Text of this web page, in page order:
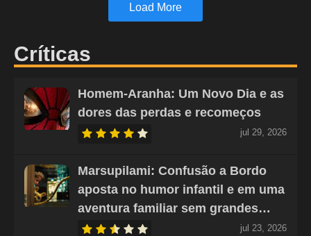
Load More
Críticas
Homem-Aranha: Um Novo Dia e as
dores das perdas e recomeços
jul 29, 2026
Marsupilami: Confusão a Bordo
aposta no humor infantil e em uma
aventura familiar sem grandes…
jul 23, 2026